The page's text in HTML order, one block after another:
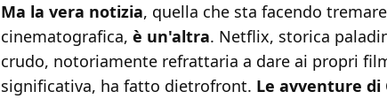
Ma la vera notizia, quella che sta facendo
cinematografica, è un'altra. Netflix, storica
crudo, notoriamente refrattaria a dare ai propri
significativa, ha fatto dietrofront. Le avventure di